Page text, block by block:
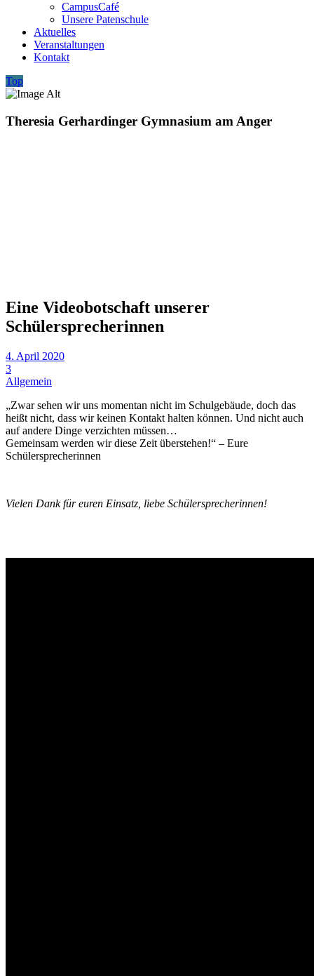
CampusCafé
Unsere Patenschule
Aktuelles
Veranstaltungen
Kontakt
Top
Theresia Gerhardinger Gymnasium am Anger
Eine Videobotschaft unserer
Schülersprecherinnen
4. April 2020
3
Allgemein
„Zwar sehen wir uns momentan nicht im Schulgebäude, doch das
heißt nicht, dass wir keinen Kontakt halten können. Und nicht auch
auf andere Dinge verzichten müssen…
Gemeinsam werden wir diese Zeit überstehen!“ – Eure
Schülersprecherinnen
Vielen Dank für euren Einsatz, liebe Schülersprecherinnen!